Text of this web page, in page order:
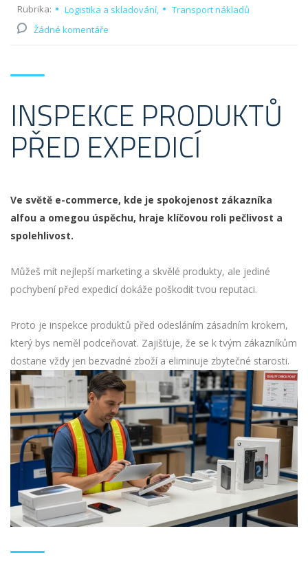
Rubrika:
Logistika a skladování
Transport nákladů
Žádné komentáře
INSPEKCE PRODUKTŮ
PŘED EXPEDICÍ
Ve světě e-commerce, kde je spokojenost zákazníka
alfou a omegou úspěchu, hraje klíčovou roli pečlivost a
spolehlivost.
Můžeš mít nejlepší marketing a skvělé produkty, ale jediné
pochybení před expedicí dokáže poškodit tvou reputaci.
Proto je inspekce produktů před odesláním zásadním krokem,
který bys neměl podceňovat. Zajišťuje, že se k tvým zákazníkům
dostane vždy jen bezvadné zboží a eliminuje zbytečné starosti.